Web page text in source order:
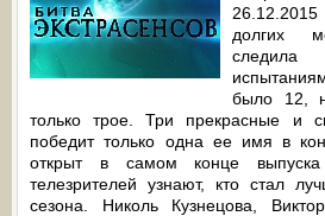
долгих
было 12,
только трое. Три прекрасные и
победит только одна ее имя в
открыт в самом конце
телезрителей узнают, кто стал
сезона. Николь Кузнецова,